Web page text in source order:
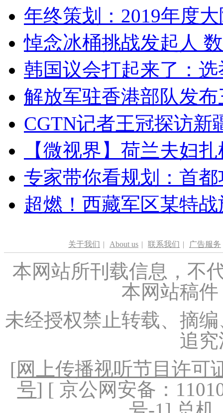
年终策划：2019年度
悼念冰桶挑战发起人
韩国议会打起来了：
解放军驻香港部队发
CGTN记者王冠探访新
【微视界】荷兰夫妇
专家带你看规划：首
超燃！西藏军区某特
关于我们 | About us | 联系我们 | 广告服务
本网站所刊载信息，不
本网站稿
未经授权禁止转载、摘
追
[网上传播视听节目许可
号] [ 京公网安备：